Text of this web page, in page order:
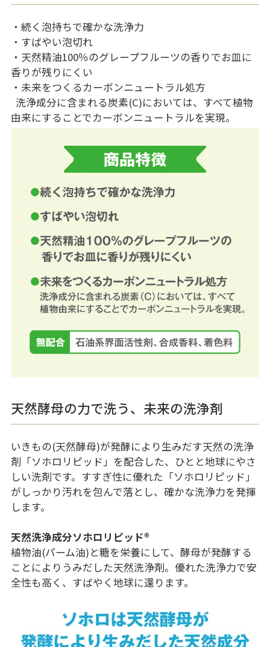
・続く泡持ちで確かな洗浄力
・すばやい泡切れ
・天然精油100％のグレープフルーツの香りでお皿に
香りが残りにくい
・未来をつくるカーボンニュートラル処方
洗浄成分に含まれる炭素(C)においては、すべて植物
由来にすることでカーボンニュートラルを実現。
天然酵母の力で洗う、未来の洗浄剤
いきもの(天然酵母)が発酵により生みだす天然の洗浄
剤「ソホロリピッド」を配合した、ひとと地球にやさ
しい洗剤です。すすぎ性に優れた「ソホロリピッド」
がしっかり汚れを包んで落とし、確かな洗浄力を発揮
します。
天然洗浄成分ソホロリピッド®
植物油(パーム油)と糖を栄養にして、酵母が発酵する
ことによりうみだした天然洗浄剤。優れた洗浄力で安
全性も高く、すばやく地球に還ります。